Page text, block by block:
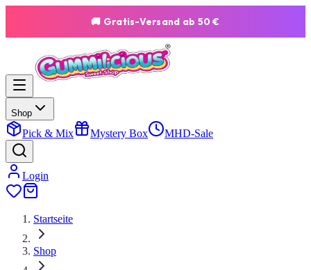
🚚 Gratis-Versand ab 50 €
Shop
Pick & Mix Mystery Box MHD-Sale
Login
Startseite
Shop